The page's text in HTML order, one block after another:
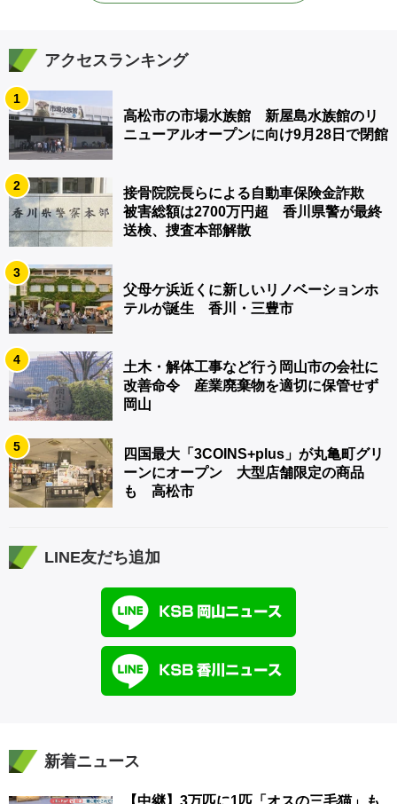
アクセスランキング
1
高松市の市場水族館 新屋島水族館のリ
ニューアルオープンに向け9月28日で閉館
2
接骨院院長らによる自動車保険金詐欺
被害総額は2700万円超 香川県警が最終
送検、捜査本部解散
3
父母ケ浜近くに新しいリノベーションホ
テルが誕生 香川・三豊市
4
土木・解体工事など行う岡山市の会社に
改善命令 産業廃棄物を適切に保管せず
岡山
5
四国最大「3COINS+plus」が丸亀町グリ
ーンにオープン 大型店舗限定の商品
も 高松市
LINE友だち追加
新着ニュース
【中継】3万匹に1匹「オスの三毛猫」も